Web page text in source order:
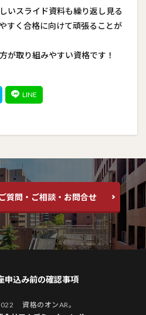
いスライド資料も繰り返し見る
すく合格に向けて頑張ることが
が取り組みやすい資格です！
質問・ご相談・お問合せ
申込み前の確認事項
資格のオンAR。